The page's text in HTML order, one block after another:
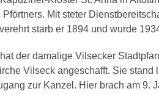
Mit steter
starb er 1894 und wurde
der damalige Vilsecker
Vilseck angeschafft. Sie
zur Kanzel. Hier brach am 9.